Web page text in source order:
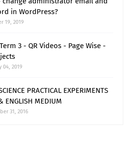
in WordPress?
19, 2019
3 - QR Videos - Page Wise -
04, 2019
PRACTICAL EXPERIMENTS
ENGLISH MEDIUM
31, 2016